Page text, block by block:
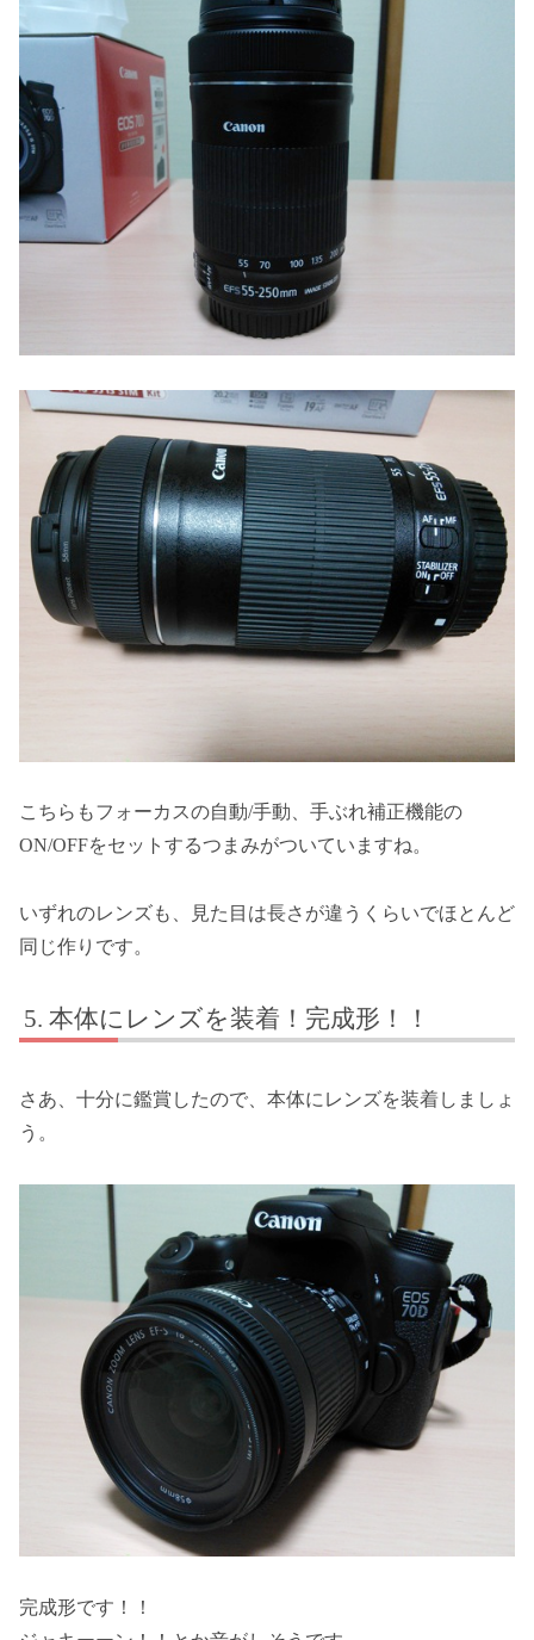
こちらもフォーカスの自動/手動、手ぶれ補正機能の
ON/OFFをセットするつまみがついていますね。
いずれのレンズも、見た目は長さが違うくらいでほとんど
同じ作りです。
本体にレンズを装着！完成形！！
さあ、十分に鑑賞したので、本体にレンズを装着しましょ
う。
完成形です！！